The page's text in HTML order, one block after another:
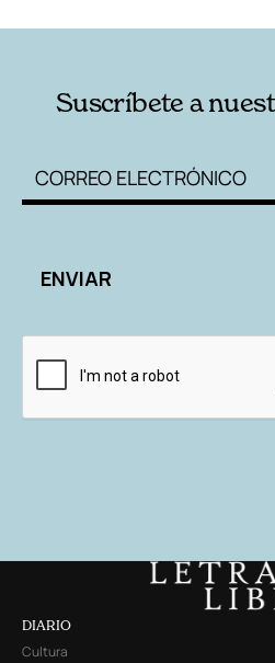
Suscríbete a
DIARIO
Cultura